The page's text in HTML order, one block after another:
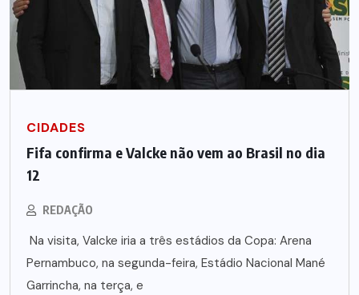
CIDADES
Fifa confirma e Valcke não vem ao Brasil no dia
12
REDAÇÃO
Na visita, Valcke iria a três estádios da Copa: Arena
Pernambuco, na segunda-feira, Estádio Nacional Mané
Garrincha, na terça, e